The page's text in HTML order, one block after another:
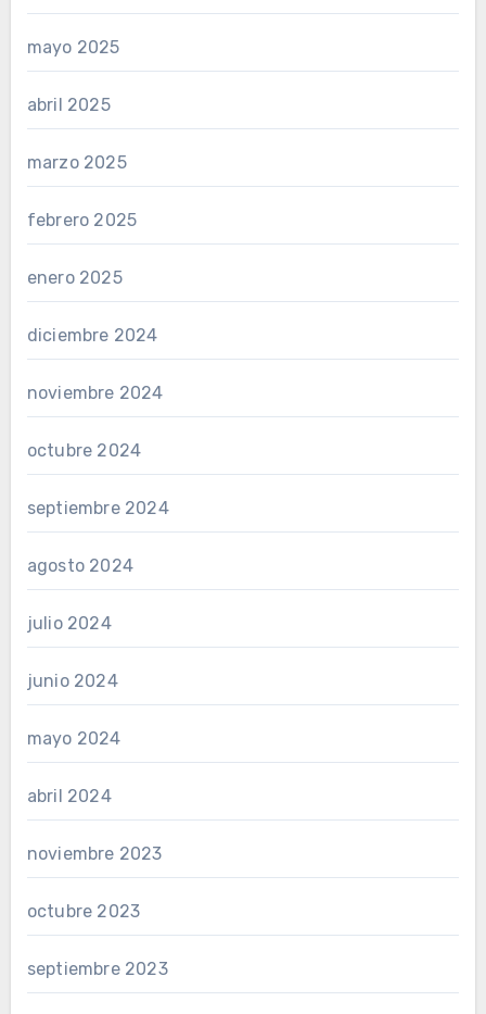
mayo 2025
abril 2025
marzo 2025
febrero 2025
enero 2025
diciembre 2024
noviembre 2024
octubre 2024
septiembre 2024
agosto 2024
julio 2024
junio 2024
mayo 2024
abril 2024
noviembre 2023
octubre 2023
septiembre 2023